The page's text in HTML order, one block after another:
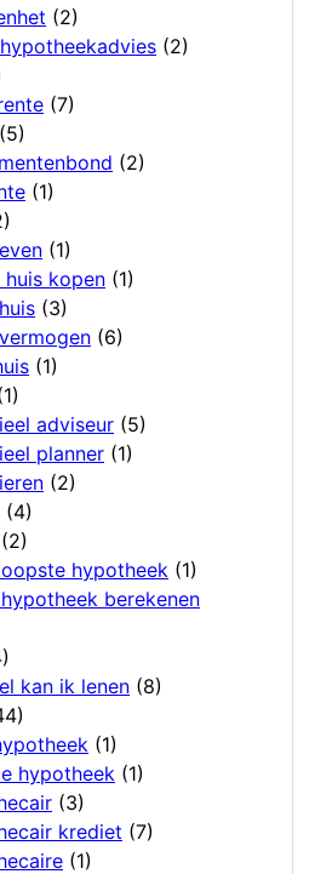
(2)
(2)
(7)
(5)
(2)
(1)
(1)
huis kopen (1)
(3)
(6)
(1)
adviseur (5)
planner (1)
(2)
(4)
(2)
hypotheek (1)
berekenen
kan ik lenen (8)
(1)
hypotheek (1)
(3)
krediet (7)
(1)